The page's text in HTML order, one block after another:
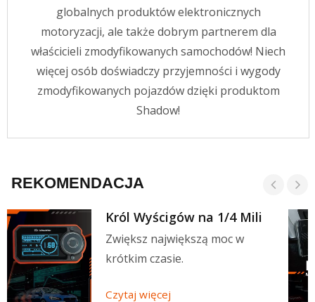
globalnych produktów elektronicznych
motoryzacji, ale także dobrym partnerem dla
właścicieli zmodyfikowanych samochodów! Niech
więcej osób doświadczy przyjemności i wygody
zmodyfikowanych pojazdów dzięki produktom
Shadow!
REKOMENDACJA
Król Wyścigów na 1/4 Mili
Zwiększ największą moc w
krótkim czasie.
Czytaj więcej